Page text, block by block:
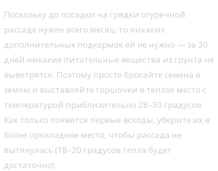
Поскольку до посадки на грядки огуречной
рассаде нужен всего месяц, то никаких
дополнительных подкормок ей не нужно — за 30
дней никакие питательные вещества из грунта не
выветрятся. Поэтому просто бросайте семена в
землю и выставляйте горшочки в теплое место с
температурой приблизительно 28–30 градусов.
Как только появятся первые всходы, уберите их в
более прохладное место, чтобы рассада не
вытянулась (18–20 градусов тепла будет
достаточно).